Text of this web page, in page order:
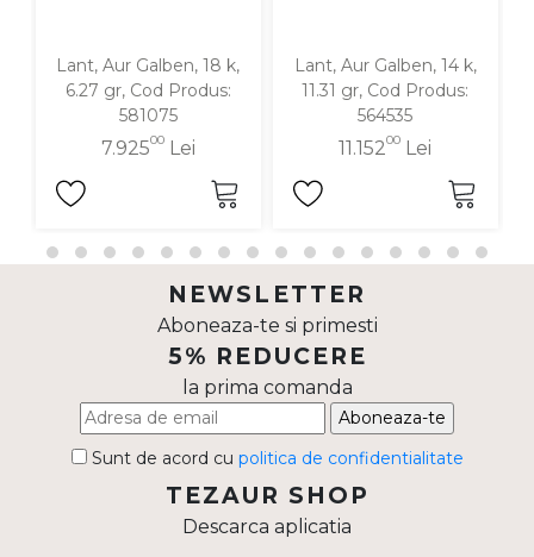
Lant, Aur Galben, 18 k,
6.27 gr, Cod Produs:
581075
7.92500Lei
Lant, Aur Galben, 14 k,
11.31 gr, Cod Produs:
564535
11.15200 Lei
NEWSLETTER
Aboneaza-te si primesti
5% REDUCERE
la prima comanda
Aboneaza-te
Sunt de acord cu politica de confidentialitate
TEZAUR SHOP
Descarca aplicatia